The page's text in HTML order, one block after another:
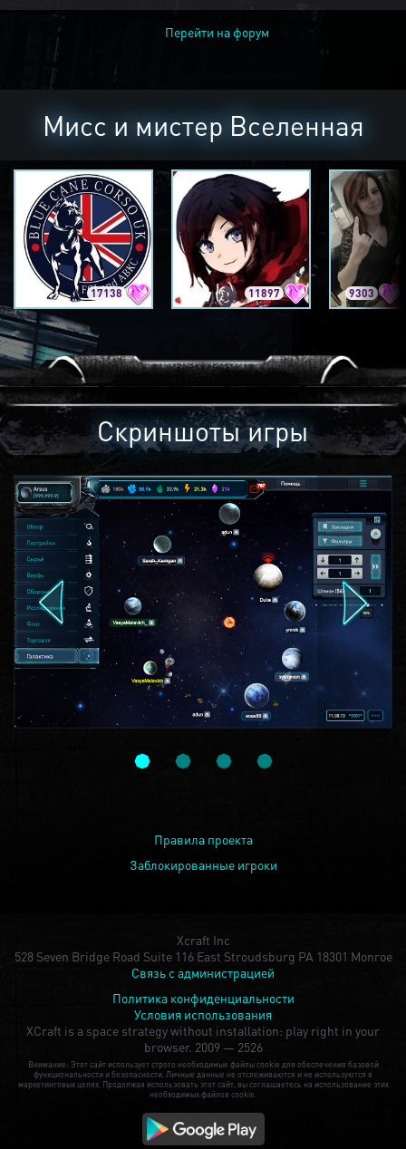
Перейти на форум
Мисс и мистер Вселенная
17138 11897 9303
Скриншоты игры
Правила проекта
Заблокированные игроки
Xcraft Inc
528 Seven Bridge Road Suite 116 East Stroudsburg PA 18301 Monroe
Связь с администрацией
Политика конфиденциальности
Условия использования
XCraft is a space strategy without installation: play right in your
browser. 2009 — 2526
Внимание: Этот сайт использует строго необходимые файлы cookie для обеспечения базовой
функциональности и безопасности. Личные данные не отслеживаются и не используются в
маркетинговых целях. Продолжая использовать этот сайт, вы соглашаетесь на использование этих
необходимых файлов cookie.